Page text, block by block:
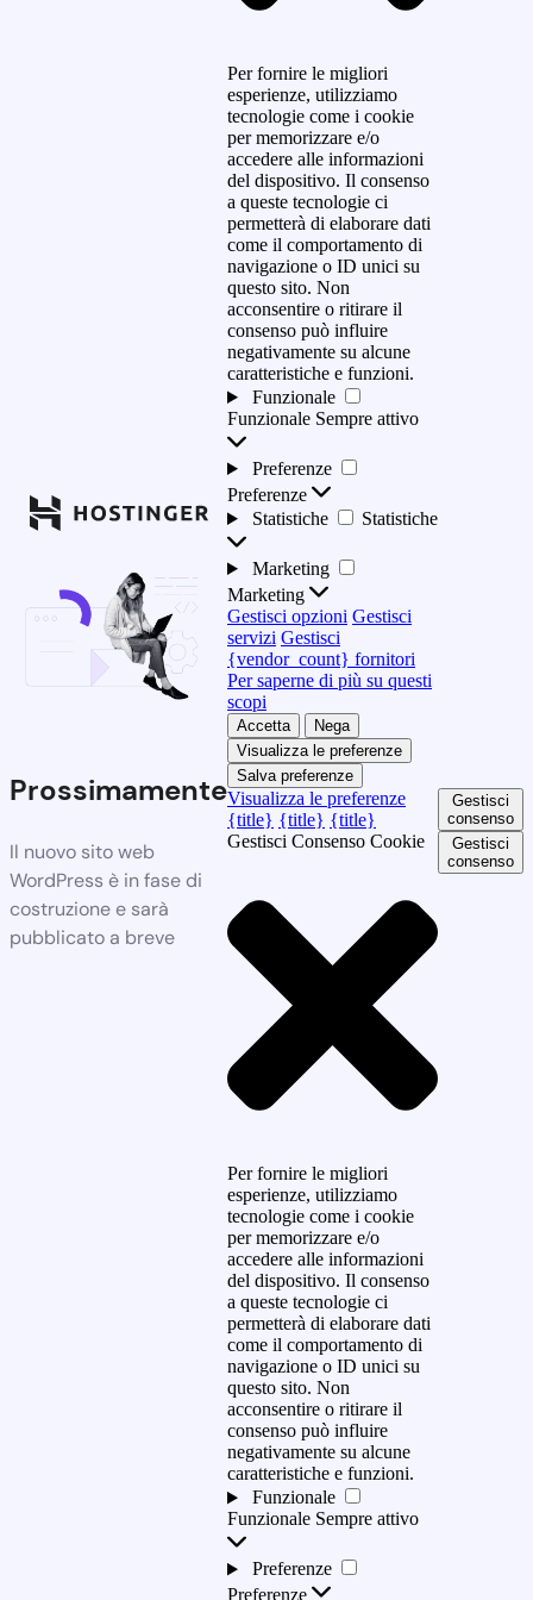
Prossimamente
Il nuovo sito web
WordPress è in fase di
costruzione e sarà
pubblicato a breve
Per fornire le migliori
esperienze, utilizziamo
tecnologie come i cookie
per memorizzare e/o
accedere alle informazioni
del dispositivo. Il consenso
a queste tecnologie ci
permetterà di elaborare dati
come il comportamento di
navigazione o ID unici su
questo sito. Non
acconsentire o ritirare il
consenso può influire
negativamente su alcune
caratteristiche e funzioni.
Funzionale
Funzionale Sempre attivo
Preferenze
Preferenze
Statistiche
Statistiche
Marketing
Marketing
Gestisci opzioni Gestisci
servizi Gestisci
{vendor_count} fornitori
Per saperne di più su questi
scopi
Accetta
Nega
Visualizza le preferenze
Salva preferenze
Visualizza le preferenze
{title} {title} {title}
Gestisci Consenso Cookie
Per fornire le migliori
esperienze, utilizziamo
tecnologie come i cookie
per memorizzare e/o
accedere alle informazioni
del dispositivo. Il consenso
a queste tecnologie ci
permetterà di elaborare dati
come il comportamento di
navigazione o ID unici su
questo sito. Non
acconsentire o ritirare il
consenso può influire
negativamente su alcune
caratteristiche e funzioni.
Funzionale
Funzionale Sempre attivo
Preferenze
Preferenze
Gestisci
consenso
Gestisci
consenso